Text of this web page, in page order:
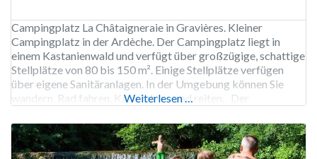
Campingplatz La Châtaigneraie in Gravières. Kleiner
Campingplatz in der Ardèche. Der Campingplatz liegt in
einem Kastanienwald und verfügt über großzügige, schattige
Stellplätze von 80 bis 150 m². Einige Stellplätze verfügen
über eigene Sanitäranlagen. In der Umgebung können Sie
wandern, Rad fahren, Kanu fahren und reiten. Der
Oktober geöffnet. 39 Stellplätze,
Weiterlesen …